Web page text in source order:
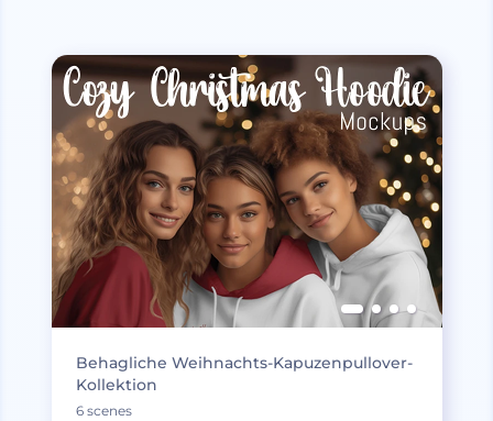
Behagliche Weihnachts-Kapuzenpullover-
Kollektion
6 scenes